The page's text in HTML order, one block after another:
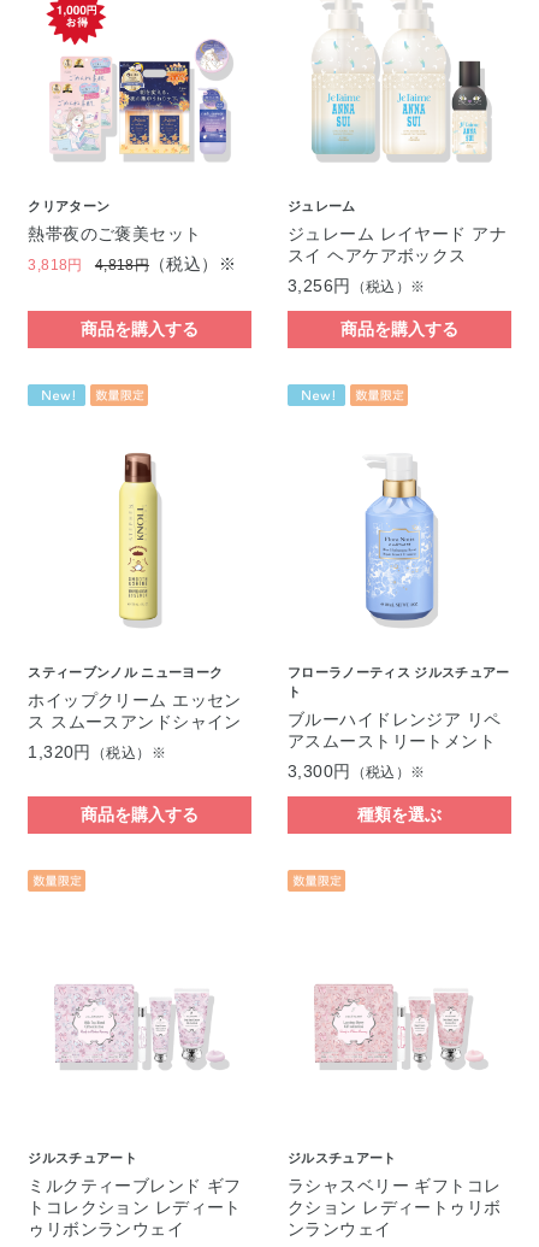
クリアターン
熱帯夜のご褒美セット
3,818円 4,818円 （税込）※
商品を購入する
ジュレーム
ジュレーム レイヤード アナ
スイ ヘアケアボックス
3,256円
（税込）※
商品を購入する
スティーブンノル ニューヨーク
ホイップクリーム エッセン
ス スムースアンドシャイン
1,320円
（税込）※
商品を購入する
フローラノーティス ジルスチュアー
ト
ブルーハイドレンジア リペ
アスムーストリートメント
3,300円
（税込）※
種類を選ぶ
ジルスチュアート
ミルクティーブレンド ギフ
トコレクション レディート
ゥリボンランウェイ
ジルスチュアート
ラシャスベリー ギフトコレ
クション レディートゥリボ
ンランウェイ